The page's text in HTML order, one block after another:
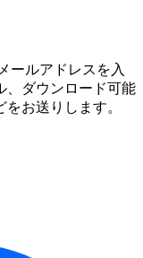
ールアドレスを入
、ダウンロード可能
お送りします。